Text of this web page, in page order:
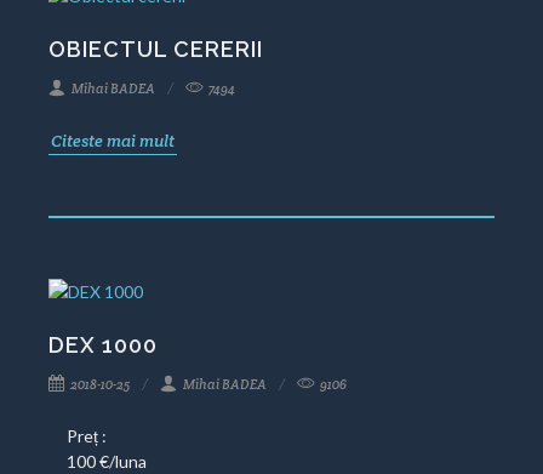
OBIECTUL CERERII
Mihai BADEA 7494
Citeste mai mult
DEX 1000
2018-10-25 Mihai BADEA 9106
Preț :
100 €/luna